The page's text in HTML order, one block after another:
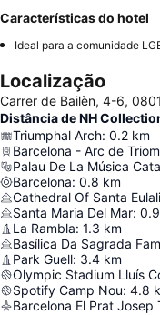
Características do hotel
Localização
Carrer de Bailèn, 4-6,
Distância de NH
Triumphal Arch: 0.2 km
Barcelona - Arc de
Palau De La Música
Barcelona: 0.8 km
Cathedral Of Santa
Santa Maria Del Mar: 0.9
La Rambla: 1.3 km
Basílica Da Sagrada
Park Guell: 3.4 km
Olympic Stadium Lluís
Spotify Camp Nou: 4.8
Barcelona El Prat Josep